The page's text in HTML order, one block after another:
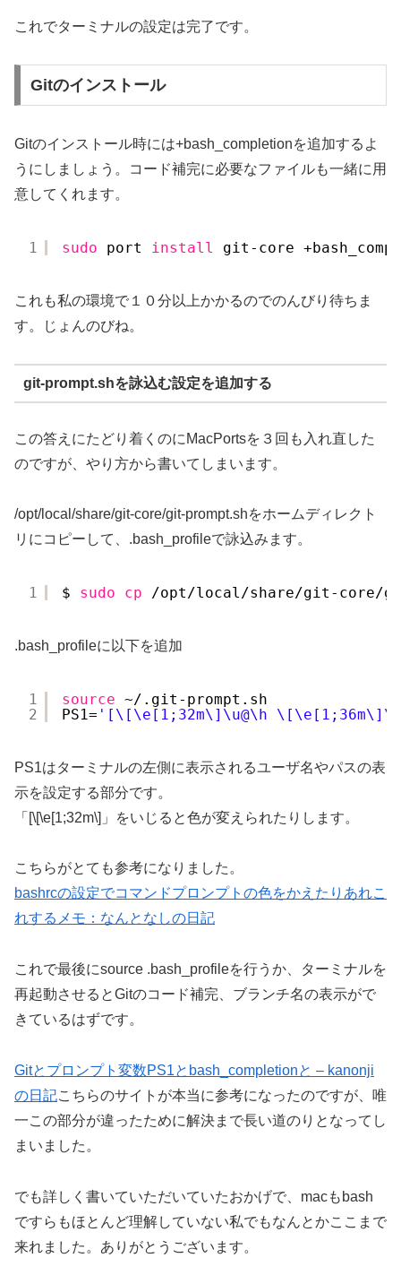
これでターミナルの設定は完了です。
Gitのインストール
Gitのインストール時には+bash_completionを追加するよ
うにしましょう。コード補完に必要なファイルも一緒に用
意してくれます。
1 sudo port install git-core
これも私の環境で１０分以上かかるのでのんびり待ちま
す。じょんのびね。
git-prompt.shを詠込む設定を追加する
この答えにたどり着くのにMacPortsを３回も入れ直した
のですが、やり方から書いてしまいます。
/opt/local/share/git-core/git-prompt.shをホームディレクト
リにコピーして、.bash_profileで詠込みます。
1 $ sudo cp /opt/local/share/git-core/
.bash_profileに以下を追加
1
2
source ~/.git-prompt.sh
PS1= '[\[\e[1;32m\]\u@\h
PS1はターミナルの左側に表示されるユーザ名やパスの表
示を設定する部分です。
「[\[\e[1;32m\]」をいじると色が変えられたりします。
こちらがとても参考になりました。
bashrcの設定でコマンドプロンプトの色をかえたりあれこ
れするメモ：なんとなしの日記
これで最後にsource .bash_profileを行うか、ターミナルを
再起動させるとGitのコード補完、ブランチ名の表示がで
きているはずです。
Gitとプロンプト変数PS1とbash_completionと – kanonji
の日記こちらのサイトが本当に参考になったのですが、唯
一この部分が違ったために解決まで長い道のりとなってし
まいました。
でも詳しく書いていただいていたおかげで、macもbash
ですらもほとんど理解していない私でもなんとかここまで
来れました。ありがとうございます。